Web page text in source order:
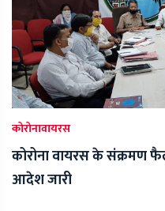
कोरोनावायरस
कोरोना वायरस के संक्रमण
आदेश जारी